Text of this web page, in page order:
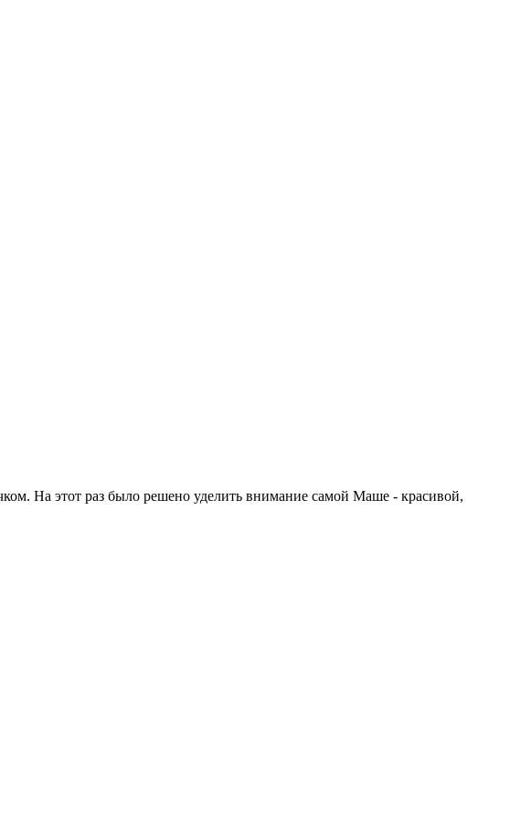
На этот раз было решено уделить внимание самой Маше - красивой,